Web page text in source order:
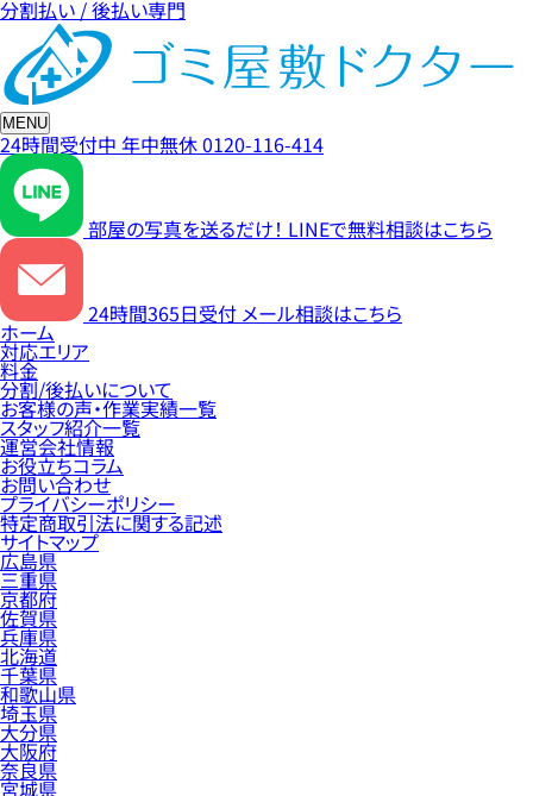
分割払い / 後払い専門
MENU
24時間受付中 年中無休0120-116-414
部屋の写真を送るだけ！ LINEで無料相談はこちら
24時間365日受付 メール相談はこちら
ホーム
対応エリア
料金
分割/後払いについて
お客様の声・作業実績一覧
スタッフ紹介一覧
運営会社情報
お役立ちコラム
お問い合わせ
プライバシーポリシー
特定商取引法に関する記述
サイトマップ
広島県
三重県
京都府
佐賀県
兵庫県
北海道
千葉県
和歌山県
埼玉県
大分県
大阪府
奈良県
宮城県